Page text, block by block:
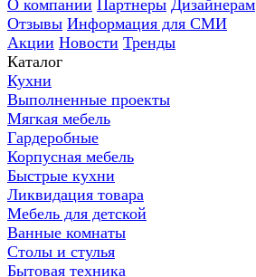
О компании Партнеры Дизайнерам
Отзывы Информация для СМИ
Акции Новости Тренды
Каталог
Кухни
Выполненные проекты
Мягкая мебель
Гардеробные
Корпусная мебель
Быстрые кухни
Ликвидация товара
Мебель для детской
Ванные комнаты
Столы и стулья
Бытовая техника